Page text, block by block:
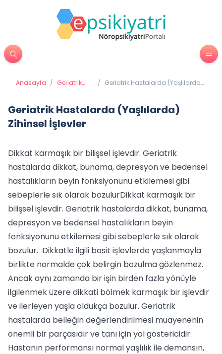
Anasayfa / Geriatrik
/ Geriatrik Hastalarda (Yaşlılarda)
Geriatrik Hastalarda (Yaşlılarda)
Zihinsel İşlevler
Dikkat karmaşık bir bilişsel işlevdir. Geriatrik
hastalarda dikkat, bunama, depresyon ve bedensel
hastalıkların beyin fonksiyonunu etkilemesi gibi
sebeplerle sık olarak bozulurDikkat karmaşık bir
bilişsel işlevdir. Geriatrik hastalarda dikkat, bunama,
depresyon ve bedensel hastalıkların beyin
fonksiyonunu etkilemesi gibi sebeplerle sık olarak
bozulur. Dikkatle ilgili basit işlevlerde yaşlanmayla
birlikte normalde çok belirgin bozulma gözlenmez.
Ancak aynı zamanda bir işin birden fazla yönüyle
ilgilenmek üzere dikkati bölmek karmaşık bir işlevdir
ve ilerleyen yaşla oldukça bozulur. Geriatrik
hastalarda belleğin değerlendirilmesi muayenenin
önemli bir parçasıdır ve tanı için yol göstericidir.
Hastanın performansı normal yaşlılık ile demansın,